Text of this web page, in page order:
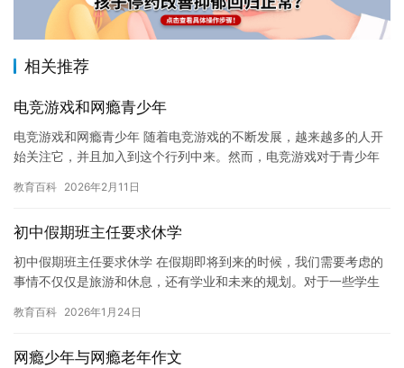
相关推荐
电竞游戏和网瘾青少年
电竞游戏和网瘾青少年 随着电竞游戏的不断发展，越来越多的人开
始关注它，并且加入到这个行列中来。然而，电竞游戏对于青少年
社会…
教育百科 2026年2月11日
初中假期班主任要求休学
初中假期班主任要求休学 在假期即将到来的时候，我们需要考虑的
事情不仅仅是旅游和休息，还有学业和未来的规划。对于一些学生
能需…
教育百科 2026年1月24日
网瘾少年与网瘾老年作文